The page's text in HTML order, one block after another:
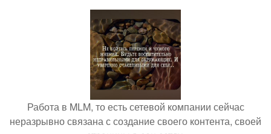
Работа в MLM, то есть сетевой компании сейчас
неразрывно связана с создание своего контента, своей